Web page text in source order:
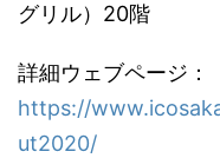
グリル）20階
詳細ウェブページ：
https://
ut2020/